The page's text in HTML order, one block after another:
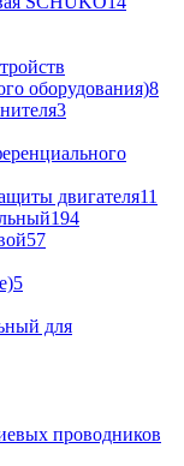
оборудования)8
3
двигателя11
194
57
5
для
проводников